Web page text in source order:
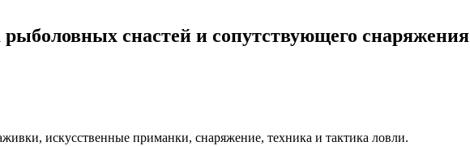
снастей и сопутствующего снаряжения
искусственные приманки, снаряжение, техника и тактика ловли.